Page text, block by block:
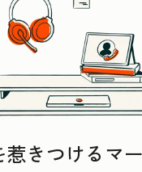
惹きつけるマ